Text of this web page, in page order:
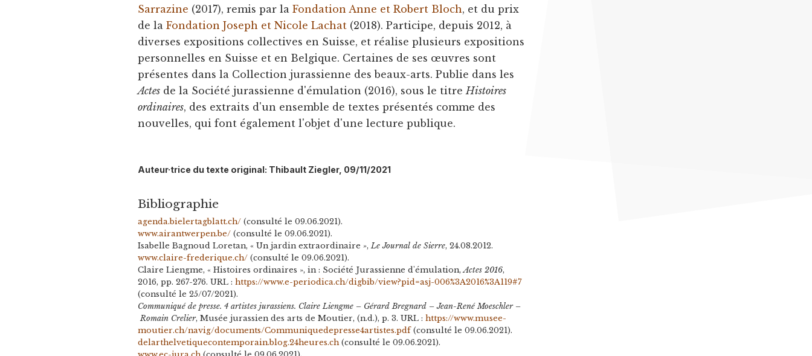
Sarrazine (2017), remis par laFondation Anne et Robert Bloch, et du prix
de laFondation Joseph et Nicole Lachat (2018). Participe, depuis 2012, à
diverses expositions collectives en Suisse, et réalise plusieurs expositions
personnelles en Suisse et en Belgique. Certaines de ses œuvres sont
présentes dans la Collection jurassienne des beaux-arts. Publie dans les
Actes de la Société jurassienne d'émulation (2016), sous le titre Histoires
ordinaires, des extraits d'un ensemble de textes présentés comme des
nouvelles, qui font également l'objet d'une lecture publique.
Auteur·trice du texte original: Thibault Ziegler, 09/11/2021
Bibliographie
agenda.bielertagblatt.ch/ (consulté le 09.06.2021).
www.airantwerpen.be/ (consulté le 09.06.2021).
Isabelle Bagnoud Loretan, « Un jardin extraordinaire »,Le Journal de Sierre, 24.08.2012.
www.claire-frederique.ch/ (consulté le 09.06.2021).
Claire Liengme, « Histoires ordinaires », in : Société Jurassienne d'émulation,Actes 2016,
2016, pp. 267-276. URL :https://www.e-periodica.ch/digbib/view?pid=asj-006%3A2016%3A119#7
(consulté le 25/07/2021).
Communiqué de presse. 4 artistes jurassiens. Claire Liengme – Gérard Bregnard – Jean-René Moeschler –
Romain Crelier, Musée jurassien des arts de Moutier, (n.d.), p. 3. URL :https://www.musee-
moutier.ch/navig/documents/Communiquedepresse4artistes.pdf(consulté le 09.06.2021).
delarthelvetiquecontemporain.blog.24heures.ch(consulté le 09.06.2021).